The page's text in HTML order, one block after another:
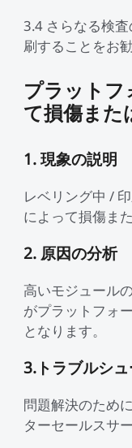
3.4 さらなる検
刷することをお
プラットフ
て損傷また
1. 現象の説明
レベリング中 /
によって損傷ま
2. 原因の分析
高いモジュール
がプラットフォ
となります。
3.トラブルシ
問題解決のため
ターセールスサ